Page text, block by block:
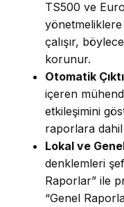
TS500 ve
çalışır,
korunur.
Otomatik
içeren
etkileşimini
raporlara dahil
Lokal ve
denklemleri
Raporlar” ile
“Genel